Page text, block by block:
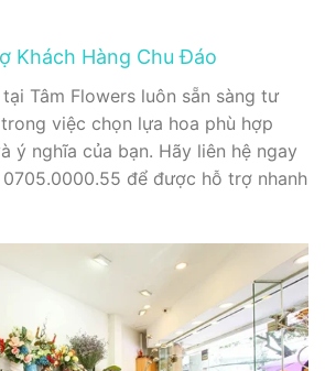
Khách Hàng Chu Đáo
Tâm Flowers luôn sẵn sàng tư
việc chọn lựa hoa phù hợp
ý nghĩa của bạn. Hãy liên hệ ngay
để được hỗ trợ nhanh